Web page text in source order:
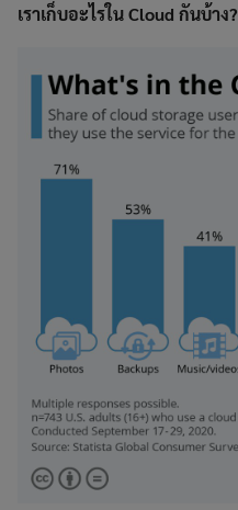
เราเก็บอะไรใน Cloud กันบ้าง?